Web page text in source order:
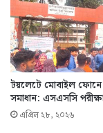
টয়লেটে মোবাইল ফোনে
সমাধান: এসএসসি
এপ্রিল ২৮, ২০২৬